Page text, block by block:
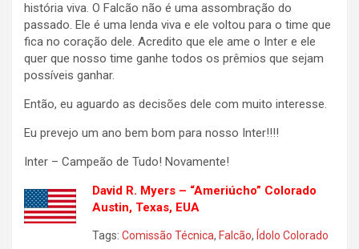
história viva. O Falcão não é uma assombração do
passado. Ele é uma lenda viva e ele voltou para o time que
fica no coração dele. Acredito que ele ame o Inter e ele
quer que nosso time ganhe todos os prêmios que sejam
possíveis ganhar.
Então, eu aguardo as decisões dele com muito interesse.
Eu prevejo um ano bem bom para nosso Inter!!!!
Inter – Campeão de Tudo! Novamente!
David R. Myers – “Ameriúcho” Colorado
Austin, Texas, EUA
Tags: Comissão Técnica, Falcão, Ídolo Colorado